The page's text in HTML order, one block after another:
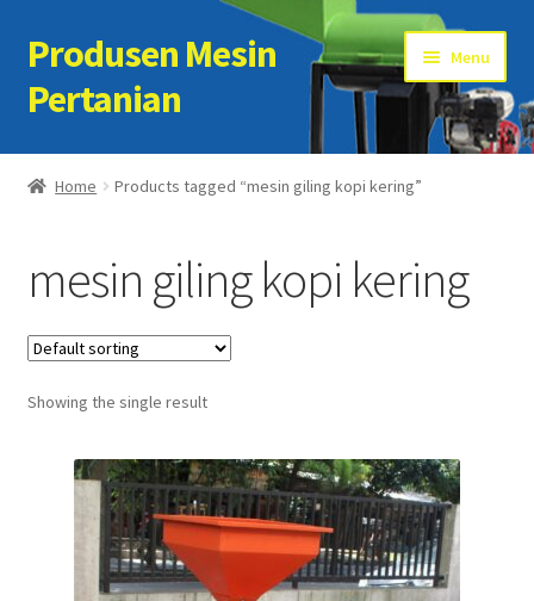
Skip
to
navigation
Skip
to
content
Produsen Mesin
Pertanian
Menu
Home
Cart
Checkout
Kontak Kami
My account
Sample Page
Home Products tagged “mesin giling kopi kering”
mesin giling kopi kering
Showing the single result